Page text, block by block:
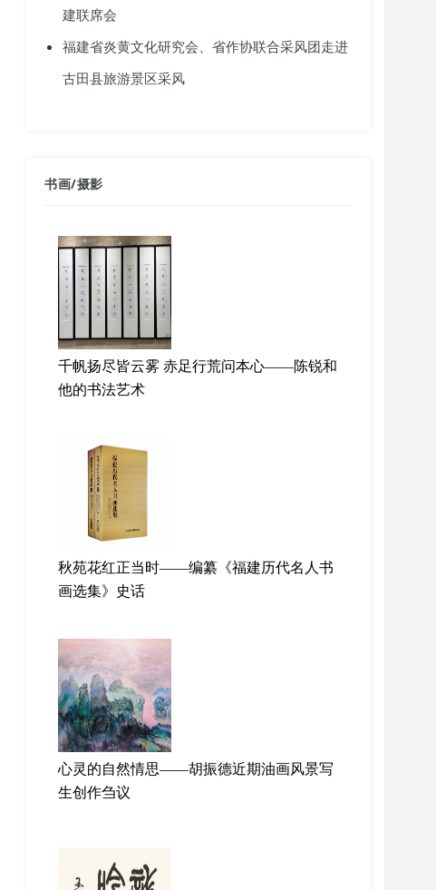
建联席会
福建省炎黄文化研究会、省作协联合采风团走进
古田县旅游景区采风
书画/摄影
千帆扬尽皆云雾 赤足行荒问本心——陈锐和
他的书法艺术
秋苑花红正当时——编纂《福建历代名人书
画选集》史话
心灵的自然情思——胡振德近期油画风景写
生创作刍议